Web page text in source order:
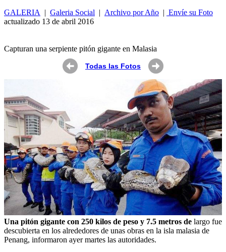
GALERIA
| Galeria Social | Archivo por Año | Envíe su Foto
actualizado 13 de abril 2016
Capturan una serpiente pitón gigante en Malasia
Todas las Fotos
Una pitón gigante con 250 kilos de peso y 7.5 metros de largo fue
descubierta en los alrededores de unas obras en la isla malasia de
Penang, informaron ayer martes las autoridades.